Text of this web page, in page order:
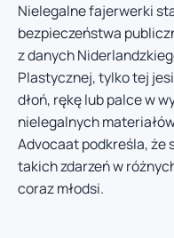
Nielegalne fajerwerki
bezpieczeństwa
z danych
Plastycznej, tylko tej
dłoń, rękę lub palce w
nielegalnych
Advocaat podkreśla, że
takich zdarzeń w
coraz młodsi.